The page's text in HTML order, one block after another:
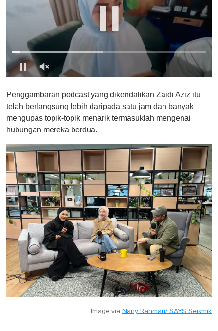
f
1
i
n
t
e
,
Penggambaran podcast yang dikendalikan Zaidi Aziz itu
telah berlangsung lebih daripada satu jam dan banyak
mengupas topik-topik menarik termasuklah mengenai
hubungan mereka berdua.
Image via Nany Rahman/ SAYS Seismik